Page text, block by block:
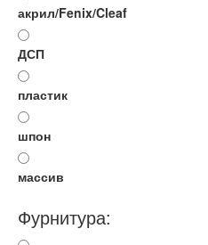
акрил/Fenix/Cleaf
ДСП
пластик
шпон
массив
Фурнитура: